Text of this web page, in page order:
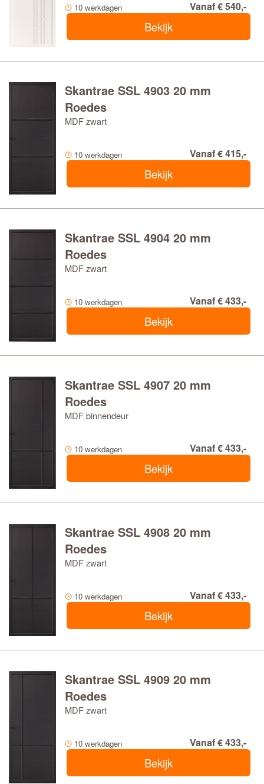
10 werkdagen Vanaf € 540,-
Bekijk
Skantrae SSL 4903 20 mm
Roedes
MDF zwart
10 werkdagen Vanaf € 415,-
Bekijk
Skantrae SSL 4904 20 mm
Roedes
MDF zwart
10 werkdagen Vanaf € 433,-
Bekijk
Skantrae SSL 4907 20 mm
Roedes
MDF binnendeur
10 werkdagen Vanaf € 433,-
Bekijk
Skantrae SSL 4908 20 mm
Roedes
MDF zwart
10 werkdagen Vanaf € 433,-
Bekijk
Skantrae SSL 4909 20 mm
Roedes
MDF zwart
10 werkdagen Vanaf € 433,-
Bekijk